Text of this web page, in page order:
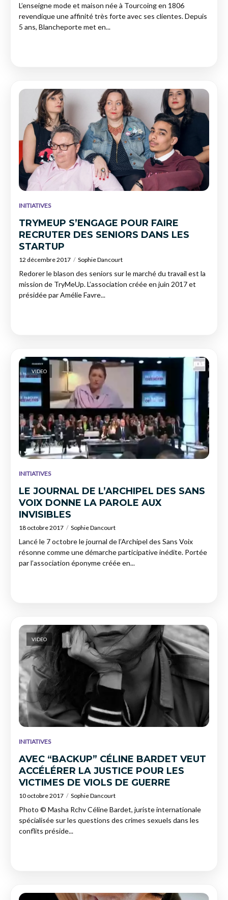
L’enseigne mode et maison née à Tourcoing en 1806
revendique une affinité très forte avec ses clientes. Depuis
5 ans, Blancheporte met en...
INITIATIVES
TRYMEUP S’ENGAGE POUR FAIRE
RECRUTER DES SENIORS DANS LES
STARTUP
12 décembre 2017 Sophie Dancourt
Redorer le blason des seniors sur le marché du travail est la
mission de TryMeUp. L’association créée en juin 2017 et
présidée par Amélie Favre...
VIDEO
INITIATIVES
LE JOURNAL DE L’ARCHIPEL DES SANS
VOIX DONNE LA PAROLE AUX
INVISIBLES
18 octobre 2017 Sophie Dancourt
Lancé le 7 octobre le journal de l’Archipel des Sans Voix
résonne comme une démarche participative inédite. Portée
par l’association éponyme créée en...
VIDEO
INITIATIVES
AVEC “BACKUP” CÉLINE BARDET VEUT
ACCÉLÉRER LA JUSTICE POUR LES
VICTIMES DE VIOLS DE GUERRE
10 octobre 2017 Sophie Dancourt
Photo © Masha Rchv Céline Bardet, juriste internationale
spécialisée sur les questions des crimes sexuels dans les
conflits préside...